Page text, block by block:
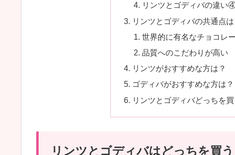
リンツとゴディバの違い
リンツとゴディバの共通点は
世界的に有名なチョコレ
品質へのこだわりが高い
リンツがおすすめな方は？
ゴディバがおすすめな方は？
リンツとゴディバどっちを
リンツとゴディバはどっちを買